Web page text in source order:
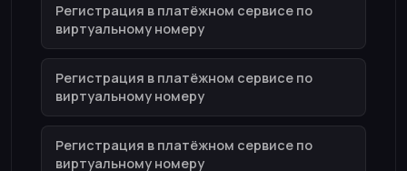
Регистрация в платёжном сервисе по
виртуальному номеру
Регистрация в платёжном сервисе по
виртуальному номеру
Регистрация в платёжном сервисе по
виртуальному номеру